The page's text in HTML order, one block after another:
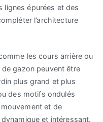
lignes épurées et des
l’architecture
les cours arrière ou
gazon peuvent être
plus grand et plus
des motifs ondulés
et de
et intéressant.